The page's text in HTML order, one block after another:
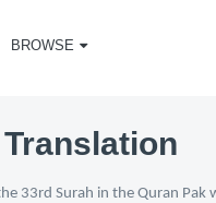
BROWSE
33rd Surah in the Quran